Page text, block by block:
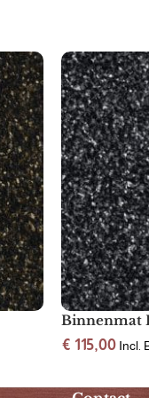
Binnenmat
€ 115,00 Incl.